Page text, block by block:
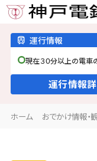
運行情報
現在３０分以上の電車
運行情報
ホーム おでかけ情報・